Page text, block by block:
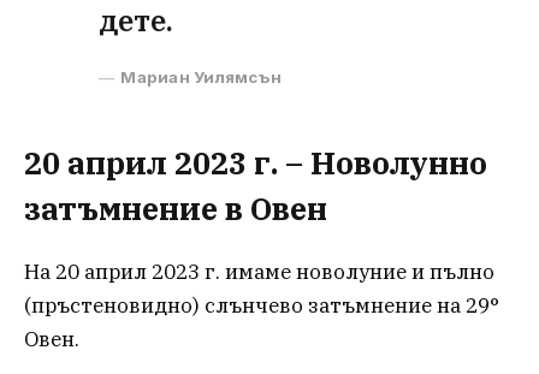
дете.
Мариан Уилямсън
20 април 2023 г. – Новолунно
затъмнение в Овен
На 20 април 2023 г. имаме новолуние и пълно
(пръстеновидно) слънчево затъмнение на 29°
Овен.